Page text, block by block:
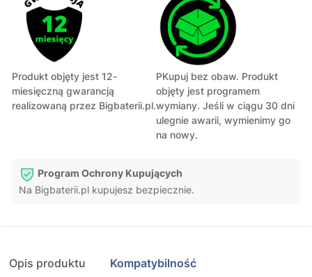
Produkt objęty jest 12-
miesięczną gwarancją
realizowaną przez Bigbaterii.pl.
PKupuj bez obaw. Produkt
objęty jest programem
wymiany. Jeśli w ciągu 30 dni
ulegnie awarii, wymienimy go
na nowy.
Program Ochrony Kupujących
Na Bigbaterii.pl kupujesz bezpiecznie.
Opis produktu Kompatybilność